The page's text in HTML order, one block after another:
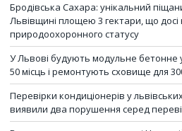
Бродівська Сахара: унікальний
Львівщині площею 3 гектари, що досі
природоохоронного статусу
У Львові будують модульне бетонне
50 місць і ремонтують сховище для
Перевірки кондиціонерів у
виявили два порушення серед